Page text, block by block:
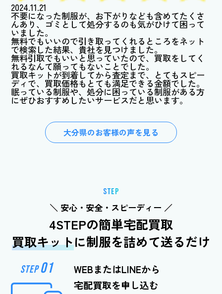
2024.11.21
不要になった制服が、お下がりなども含めてたくさ
んあり、ゴミとして処分するのも気がひけて困って
いました。
無料でもいいので引き取ってくれるところをネット
で検索した結果、貴社を見つけました。
無料引取でもいいと思っていたので、買取をしてく
れるなんて願ってもないことでした。
買取キットが到着してから査定まで、とてもスピー
ディで、買取価格もとても満足できる金額でした。
眠っている制服や、処分に困っている制服がある方
にぜひおすすめしたいサービスだと思います。
大分県のお客様の声を見る
STEP
＼ 安心・安全・スピーディー ／
4STEPの簡単宅配買取
買取キットに制服を詰めて送るだけ
STEP01
WEBまたはLINEから
宅配買取を申し込む